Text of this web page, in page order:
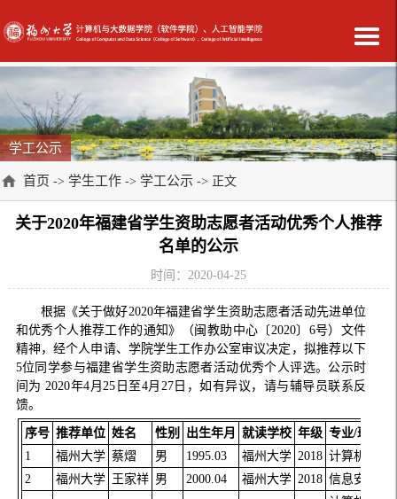
学工公示
首页 -> 学生工作 -> 学工公示 -> 正文
关于2020年福建省学生资助志愿者活动优秀个人推荐
名单的公示
时间：2020-04-25
根据《关于做好2020年福建省学生资助志愿者活动先进单位
和优秀个人推荐工作的通知》（闽教助中心〔2020〕6号）文件
精神，经个人申请、学院学生工作办公室审议决定，拟推荐以下
5位同学参与福建省学生资助志愿者活动优秀个人评选。公示时
间为 2020年4月25日至4月27日，如有异议，请与辅导员联系反
馈。
序号 推荐单位 姓名 性别 出生年月 就读学校 年级 专业/班级
1
福州大学 蔡熠 男 1995.03 福州大学 2018 计算机技术
2
福州大学 王家祥 男 2000.04 福州大学 2018 信息安全